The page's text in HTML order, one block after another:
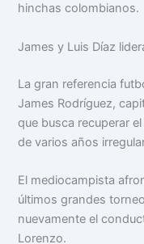
hinchas colombianos.
James y Luis Díaz
La gran referencia
James Rodríguez,
que busca recuperar
de varios años
El mediocampista
últimos grandes
nuevamente el
Lorenzo.